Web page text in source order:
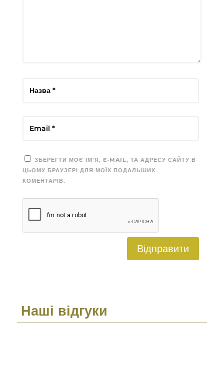
ЗБЕРЕГТИ МОЄ ІМ'Я, E-MAIL, ТА АДРЕСУ САЙТУ В
ЦЬОМУ БРАУЗЕРІ ДЛЯ МОЇХ ПОДАЛЬШИХ
КОМЕНТАРІВ.
Відправити
Наші відгуки